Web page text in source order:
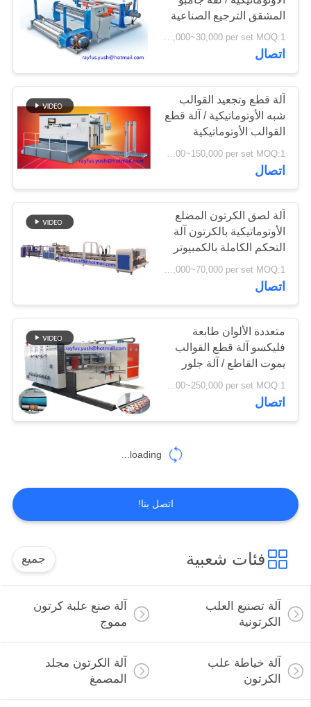
السطح
لفة الورق إلى آلة
قطع الورق
6
آلة تغليف الفلوت
12
آلة هداف المشقق
8
آلة التشقيب الدوارة
10
المشقق الترجيع الصناعية
USD 20,000~30,000 per set MOQ:1 مجموعة
اتصال
آلة قطع وتجعيد القوالب
شبه الأوتوماتيكية / آلة قطع
القوالب الأوتوماتيكية
USD 80,000~150,000 per set MOQ:1 مجموعة
اتصال
آلة لصق الكرتون المضلع
الأوتوماتيكية بالكرتون آلة
التحكم الكاملة بالكمبيوتر
USD 50,000~70,000 per set MOQ:1 مجموعة
اتصال
متعددة الألوان طابعة
فليكسو آلة قطع القوالب
يموت القاطع / آلة جلور
مجلد فليكس
USD 60,000~250,000 per set MOQ:1 مجموعة
اتصال
loading...
اتصل بنا!
فئات شعبية جميع
آلة تصنيع العلب
الكرتونية
آلة صنع علبة كرتون
مموج
آلة خياطة علب
الكرتون
آلة الكرتون مجلد
المصمغ